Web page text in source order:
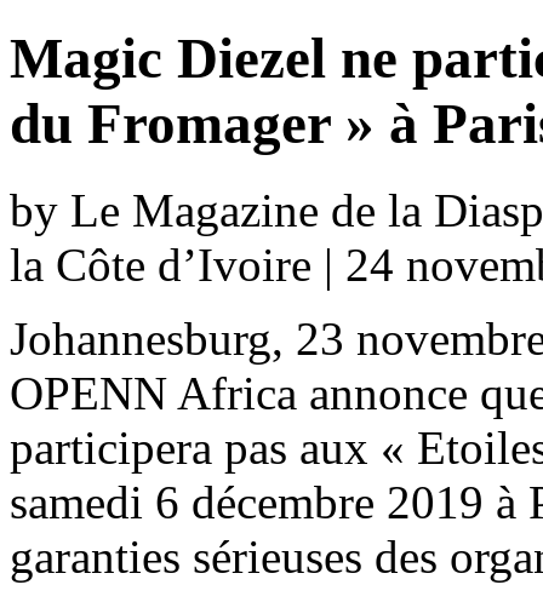
Magic Diezel ne
du Fromager » à
by Le Magazine de la
la Côte d’Ivoire | 24
Johannesburg, 23
OPENN Africa annonce
participera pas aux «
samedi 6 décembre 2019 à
garanties sérieuses des